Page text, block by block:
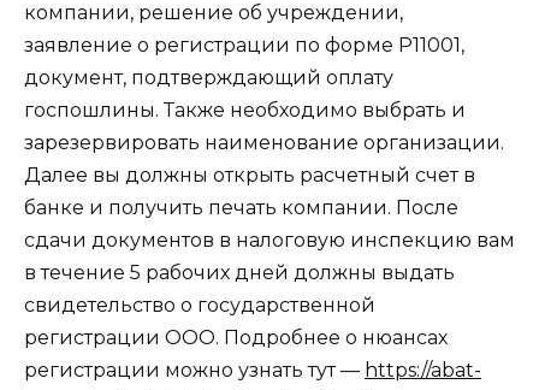
компании, решение об учреждении,
заявление о регистрации по форме Р11001,
документ, подтверждающий оплату
госпошлины. Также необходимо выбрать и
зарезервировать наименование организации.
Далее вы должны открыть расчетный счет в
банке и получить печать компании. После
сдачи документов в налоговую инспекцию вам
в течение 5 рабочих дней должны выдать
свидетельство о государственной
регистрации ООО. Подробнее о нюансах
регистрации можно узнать тут — https://abat-